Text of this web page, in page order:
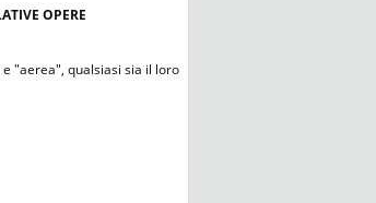
OPERE
"aerea", qualsiasi sia il loro